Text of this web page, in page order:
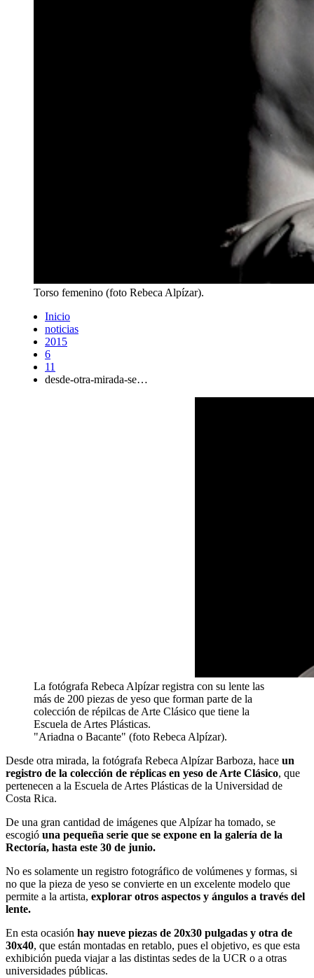
Torso femenino (foto Rebeca Alpízar).
Inicio
noticias
2015
6
11
desde-otra-mirada-se…
La fotógrafa Rebeca Alpízar registra con su lente las
más de 200 piezas de yeso que forman parte de la
colección de répilcas de Arte Clásico que tiene la
Escuela de Artes Plásticas.
"Ariadna o Bacante" (foto Rebeca Alpízar).
Desde otra mirada, la fotógrafa Rebeca Alpízar Barboza, hace un
registro de la colección de réplicas en yeso de Arte Clásico, que
pertenecen a la Escuela de Artes Plásticas de la Universidad de
Costa Rica.
De una gran cantidad de imágenes que Alpízar ha tomado, se
escogió una pequeña serie que se expone en la galería de la
Rectoría, hasta este 30 de junio.
No es solamente un registro fotográfico de volúmenes y formas, si
no que la pieza de yeso se convierte en un excelente modelo que
permite a la artista, explorar otros aspectos y ángulos a través del
lente.
En esta ocasión hay nueve piezas de 20x30 pulgadas y otra de
30x40, que están montadas en retablo, pues el objetivo, es que esta
exhibición pueda viajar a las distintas sedes de la UCR o a otras
universidades públicas.